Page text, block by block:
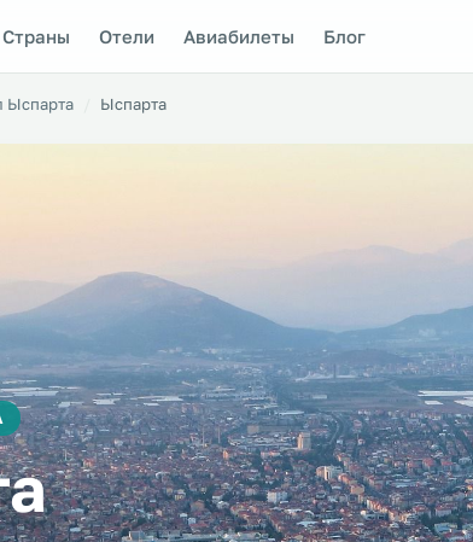
Страны Отели Авиабилеты Блог
Ыспарта Ыспарта